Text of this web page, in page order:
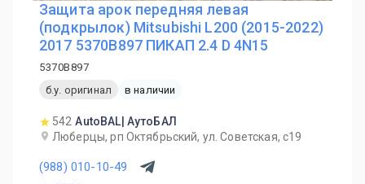
Защита арок передняя левая
(подкрылок) Mitsubishi L200 (2015-2022)
2017 5370B897 ПИКАП 2.4 D 4N15
5370B897
б.у. оригинал
в наличии
542 AutoBAL| АутоБАЛ
Люберцы, рп Октябрьский, ул. Советская, с19
(988) 010-10-49